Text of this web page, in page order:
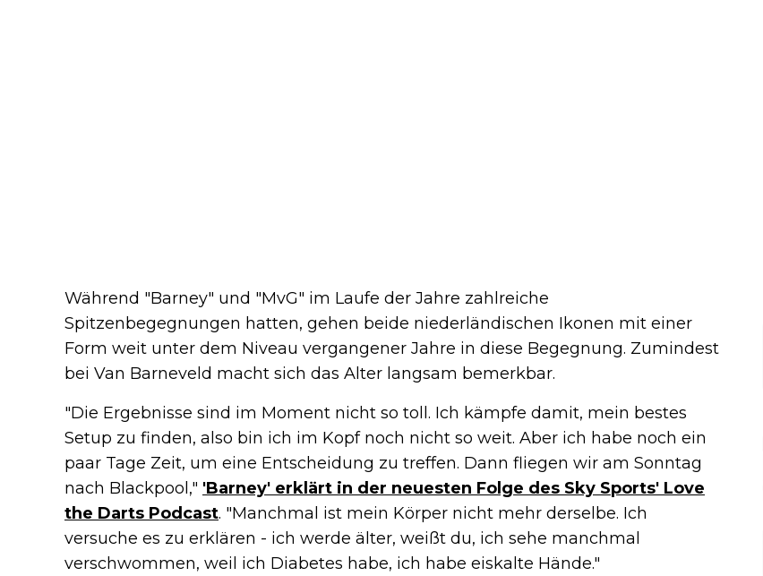
Während "Barney" und "MvG" im Laufe der Jahre zahlreiche
Spitzenbegegnungen hatten, gehen beide niederländischen Ikonen mit einer
Form weit unter dem Niveau vergangener Jahre in diese Begegnung. Zumindest
bei Van Barneveld macht sich das Alter langsam bemerkbar.
"Die Ergebnisse sind im Moment nicht so toll. Ich kämpfe damit, mein bestes
Setup zu finden, also bin ich im Kopf noch nicht so weit. Aber ich habe noch ein
paar Tage Zeit, um eine Entscheidung zu treffen. Dann fliegen wir am Sonntag
nach Blackpool," 'Barney' erklärt in der neuesten Folge des Sky Sports' Love
the Darts Podcast. "Manchmal ist mein Körper nicht mehr derselbe. Ich
versuche es zu erklären - ich werde älter, weißt du, ich sehe manchmal
verschwommen, weil ich Diabetes habe, ich habe eiskalte Hände."